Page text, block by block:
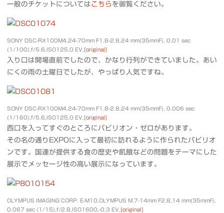
一般のチケットについてはこちら を御覧ください。
SONY DSC-RX100M4,24-70mm F1.8-2.8,24 mm(35mmF), 0.01 sec
(1/100),f/5.6,ISO125,0 EV, [original]
入り口は開場直前でしたので、かなり行列ができていました。あい
にくの雨の土曜日でしたが、やっぱり人気ですね。
SONY DSC-RX100M4,24-70mm F1.8-2.8,24 mm(35mmF), 0.006 sec
(1/160),f/5.6,ISO125,0 EV, [original]
西口を入ってすぐのところにパビリオン・ゼロがあります。
その名の通りEXPOに入って最初に訪れるように作られたパビリオ
ンです。国連が提供する食の歴史や飢餓などの問題をテーマにした
展示でメッセージ性の高い展示になっています。
OLYMPUS IMAGING CORP. E-M10,OLYMPUS M.7-14mm F2.8,14 mm(35mmF),
0.067 sec (1/15),f/2.8,ISO1600,-0.3 EV, [original]